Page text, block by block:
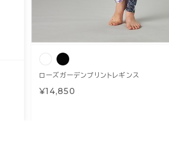
ローズガーデンプリントレギンス
¥14,850